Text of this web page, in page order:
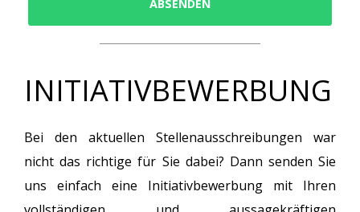
ABSENDEN
INITIATIVBEWERBUNG
Bei den aktuellen Stellenausschreibungen war
nicht das richtige für Sie dabei? Dann senden Sie
uns einfach eine Initiativbewerbung mit Ihren